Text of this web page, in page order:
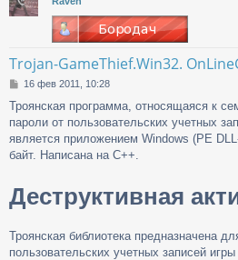
Trojan-GameThief.Win32.
С
о
б
щ
е
е
16 фев 2011, 10:28
Троянская программа, относящаяся к
пароли от пользовательских учетных
является приложением Windows (PE
байт. Написана на C++.
Деструктивная
Троянская библиотека предназначена
пользовательских учетных записей